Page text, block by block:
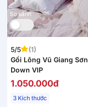
So sánh
5/5
(1)
Gối Lông Vũ Giang Sơn
Down VIP
1.050.000đ
3 Kích thước